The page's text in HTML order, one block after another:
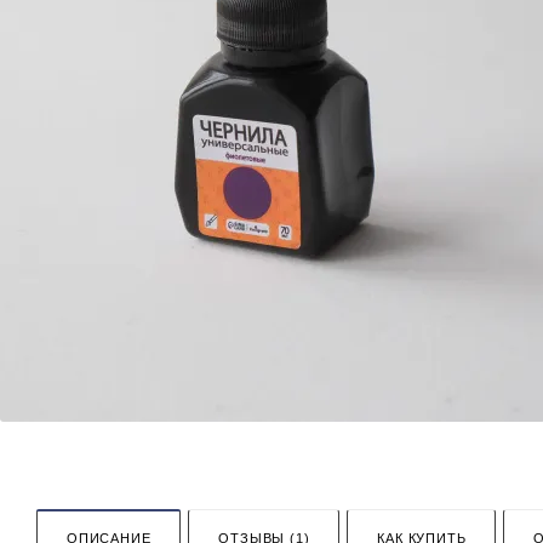
ОПИСАНИЕ ОТЗЫВЫ (1) КАК КУПИТЬ